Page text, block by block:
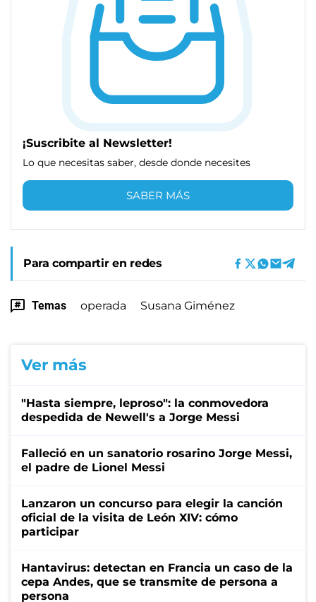
¡Suscribite al Newsletter!
Lo que necesitas saber, desde donde necesites
SABER MÁS
Para compartir en redes
Temas operada Susana Giménez
Ver más
"Hasta siempre, leproso": la conmovedora
despedida de Newell's a Jorge Messi
Falleció en un sanatorio rosarino Jorge Messi,
el padre de Lionel Messi
Lanzaron un concurso para elegir la canción
oficial de la visita de León XIV: cómo
participar
Hantavirus: detectan en Francia un caso de la
cepa Andes, que se transmite de persona a
persona